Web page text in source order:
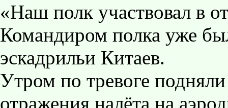
«Наш полк участвовал в
Командиром полка уже
эскадрильи Китаев.
Утром по тревоге
отражения налёта на